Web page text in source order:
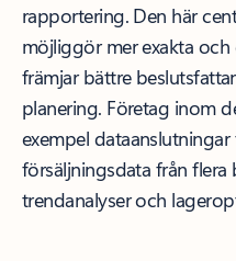
rapportering. Den här
möjliggör mer exakta
främjar bättre
planering. Företag inom
exempel
försäljningsdata från
trendanalyser och